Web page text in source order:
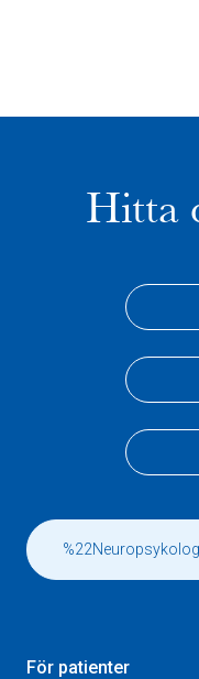
Hitta
För patienter